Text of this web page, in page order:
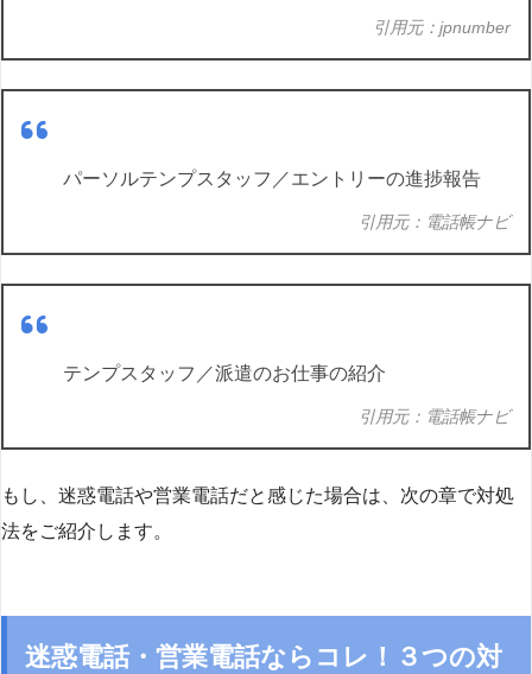
引用元：jpnumber
パーソルテンプスタッフ／エントリーの進捗報告
引用元：電話帳ナビ
テンプスタッフ／派遣のお仕事の紹介
引用元：電話帳ナビ
もし、迷惑電話や営業電話だと感じた場合は、次の章で対処
法をご紹介します。
迷惑電話・営業電話ならコレ！３つの対